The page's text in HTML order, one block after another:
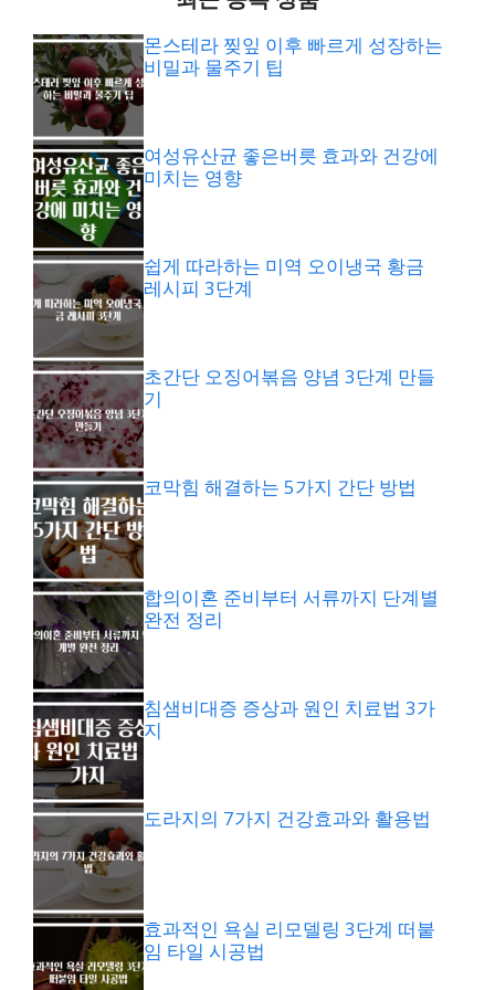
몬스테라 찢잎 이후 빠르게 성장하는
비밀과 물주기 팁
여성유산균 좋은버릇 효과와 건강에
미치는 영향
쉽게 따라하는 미역 오이냉국 황금
레시피 3단계
초간단 오징어볶음 양념 3단계 만들
기
코막힘 해결하는 5가지 간단 방법
합의이혼 준비부터 서류까지 단계별
완전 정리
침샘비대증 증상과 원인 치료법 3가
지
도라지의 7가지 건강효과와 활용법
효과적인 욕실 리모델링 3단계 떠붙
임 타일 시공법